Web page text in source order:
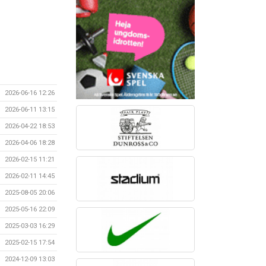
2026-06-16 12:26
2026-06-11 13:15
2026-04-22 18:53
2026-04-06 18:28
2026-02-15 11:21
2026-02-11 14:45
2025-08-05 20:06
2025-05-16 22:09
2025-03-03 16:29
2025-02-15 17:54
2024-12-09 13:03